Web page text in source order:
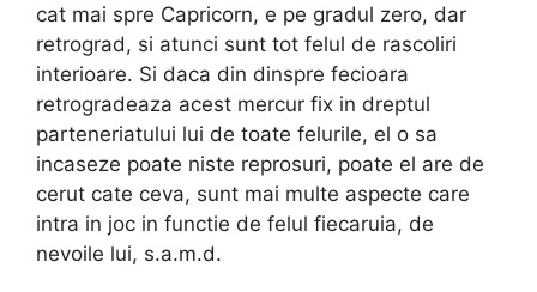
cat mai spre Capricorn, e pe gradul zero, dar
retrograd, si atunci sunt tot felul de rascoliri
interioare. Si daca din dinspre fecioara
retrogradeaza acest mercur fix in dreptul
parteneriatului lui de toate felurile, el o sa
incaseze poate niste reprosuri, poate el are de
cerut cate ceva, sunt mai multe aspecte care
intra in joc in functie de felul fiecaruia, de
nevoile lui, s.a.m.d.